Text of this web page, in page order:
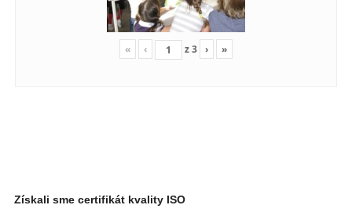
« ‹ z3 › »
Získali sme certifikát kvality ISO